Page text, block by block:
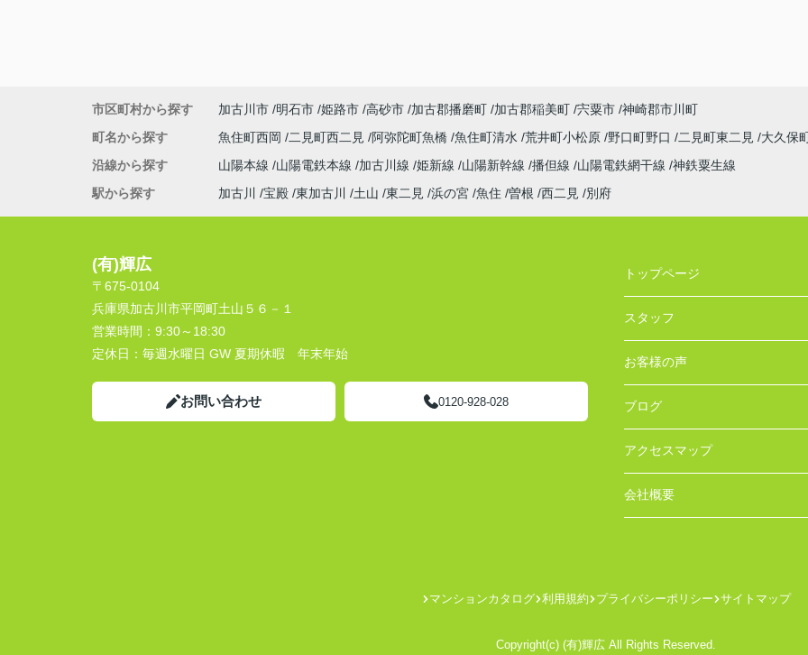
市区町村から探す 加古川市 明石市 姫路市 高砂市 加古郡播磨町 加古郡稲美町 宍粟市 神崎郡市川町
町名から探す
魚住町西岡 二見町西二見 阿弥陀町魚橋 魚住町清水 荒井町小松原 野口町野口 二見町東二見
大久保
沿線から探す
山陽本線 山陽電鉄本線 加古川線 姫新線 山陽新幹線 播但線 山陽電鉄網干線 神鉄粟生線
駅から探す
加古川 宝殿 東加古川 土山 東二見 浜の宮 魚住 曽根 西二見 別府
(有)輝広
〒675-0104
兵庫県加古川市平岡町土山５６－１
営業時間： 9:30～18:30
定休日： 毎週水曜日 GW 夏期休暇 年末年始
お問い合わせ 0120-928-028
トップページ
スタッフ
お客様の声
ブログ
アクセスマップ
会社概要
マンションカタログ 利用規約 プライバシーポリシー サイトマップ
Copyright(c) (有)輝広 All Rights Reserved.